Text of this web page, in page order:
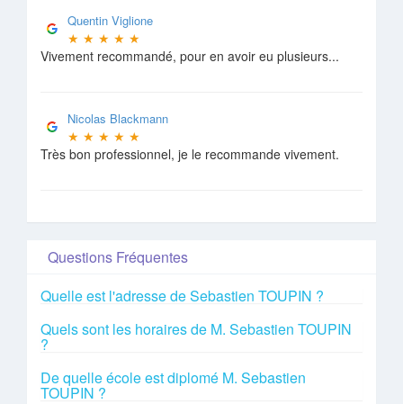
Quentin Viglione
★ ★ ★ ★ ★
Vivement recommandé, pour en avoir eu plusieurs...
Nicolas Blackmann
★ ★ ★ ★ ★
Très bon professionnel, je le recommande vivement.
Questions Fréquentes
Quelle est l'adresse de Sebastien TOUPIN ?
Quels sont les horaires de M. Sebastien TOUPIN
?
De quelle école est diplomé M. Sebastien
TOUPIN ?